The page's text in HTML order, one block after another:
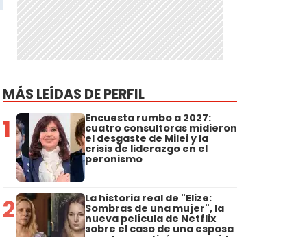
MÁS LEÍDAS DE PERFIL
1 Encuesta rumbo a 2027:
cuatro consultoras midieron
el desgaste de Milei y la
crisis de liderazgo en el
peronismo
2 La historia real de "Elize:
Sombras de una mujer", la
nueva película de Netflix
sobre el caso de una esposa